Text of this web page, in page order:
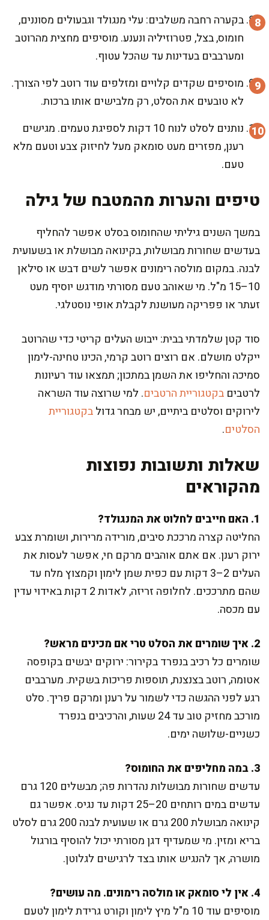
בקערה רחבה משלבים: עלי מנגולד וגבעולים מסוננים,
חומוס, בצל, פטרוזיליה ונענע. מוסיפים מחצית מהרוטב
ומערבבים בעדינות עד שהכל עטוף.
מוסיפים שקדים קלויים ומזלפים עוד רוטב לפי הצורך.
לא טובעים את הסלט, רק מלבישים אותו ברכות.
נותנים לסלט לנוח 10 דקות לספיגת טעמים. מגישים
רענן, מפזרים מעט סומאק מעל לחיזוק צבע וטעם מלא
טעם.
טיפים והערות מהמטבח של גילה
במשך השנים גיליתי שהחומוס בסלט אפשר להחליף
בעדשים שחורות מבושלות, בקינואה מבושלת או בשעועית
לבנה. במקום מולסה רימונים אפשר לשים דבש או סילאן
10–15 מ"ל. מי שאוהב טעם מסורתי מודגש יוסיף מעט
זעתר או פפריקה מעושנת לקבלת אופי נוסטלגי.
סוד קטן שלמדתי בבית: ייבוש העלים קריטי כדי שהרוטב
ייקלט מושלם. אם רוצים רוטב קרמי, הכינו טחינה-לימון
סמיכה והחליפו את השמן במתכון; תמצאו עוד רעיונות
לרטבים בקטגוריית הרטבים. למי שרוצה עוד השראה
לירוקים וסלטים ביתיים, יש מבחר גדולבקטגוריית
הסלטים.
שאלות ותשובות נפוצות
מהקוראים
1. האם חייבים לחלוט את המנגולד?
החליטה קצרה מרככת סיבים, מורידה מרירות, ושומרת צבע
ירוק רענן. אם אתם אוהבים מרקם חי, אפשר לעסות את
העלים 2–3 דקות עם כפית שמן לימון וקמצוץ מלח עד
שהם מתרככים. לחלופה זריזה, לאדות 2 דקות באידוי עדין
עם מכסה.
2. איך שומרים את הסלט טרי אם מכינים מראש?
שומרים כל רכיב בנפרד בקירור: ירוקים יבשים בקופסה
אטומה, רוטב בצנצנת, תוספות פריכות בשקית. מערבבים
רגע לפני ההגשה כדי לשמור על רענן ומרקם פריך. סלט
מורכב מחזיק טוב עד 24 שעות, והרכיבים בנפרד
כשניים-שלושה ימים.
3. במה מחליפים את החומוס?
עדשים שחורות מבושלות נהדרות פה; מבשלים 120 גרם
עדשים במים רותחים 20–25 דקות עד נגיס. אפשר גם
קינואה מבושלת 200 גרם או שעועית לבנה 200 גרם לסלט
בריא ומזין. מי שמעדיף דגן מסורתי יכול להוסיף בורגול
מושרה, אך להנגיש אותו בצד לרגישים לגלוטן.
4. אין לי סומאק או מולסה רימונים. מה עושים?
מוסיפים עוד 10 מ"ל מיץ לימון וקורט גרידת לימון לטעם